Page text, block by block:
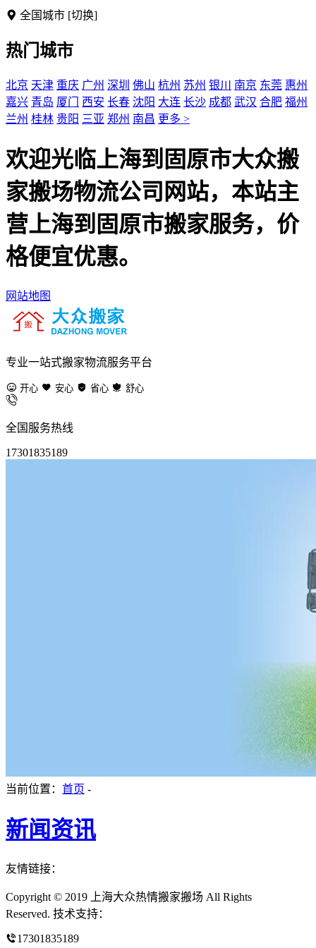
全国城市 [切换]
热门城市
北京 天津 重庆 广州 深圳 佛山 杭州 苏州 银川 南京 东莞 惠州
嘉兴 青岛 厦门 西安 长春 沈阳 大连 长沙 成都 武汉 合肥 福州
兰州 桂林 贵阳 三亚 郑州 南昌 更多 >
欢迎光临上海到固原市大众搬
家搬场物流公司网站，本站主
营上海到固原市搬家服务，价
格便宜优惠。
网站地图
专业一站式搬家物流服务平台
开心 安心 省心 舒心
全国服务热线
17301835189
当前位置： 首页 -
新闻资讯
友情链接：
Copyright © 2019 上海大众热情搬家搬场 All Rights
Reserved. 技术支持：
17301835189